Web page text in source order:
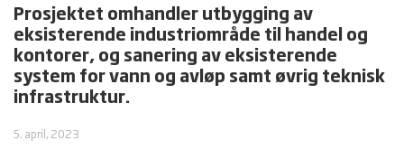
Prosjektet omhandler utbygging av
eksisterende industriområde til handel og
kontorer, og sanering av eksisterende
system for vann og avløp samt øvrig teknisk
infrastruktur.
5. april, 2023